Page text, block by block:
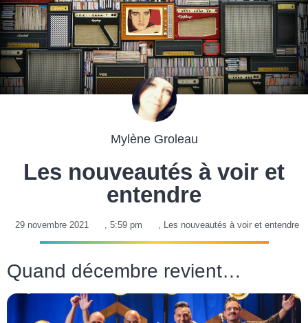
Mylène Groleau
Les nouveautés à voir et
entendre
29 novembre 2021 , 5:59 pm , Les nouveautés à voir et entendre
Quand décembre revient…